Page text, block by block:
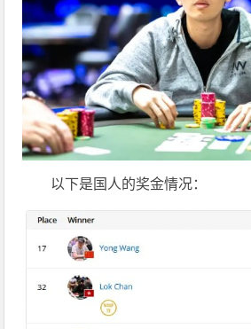
以下是国人的奖金情况：